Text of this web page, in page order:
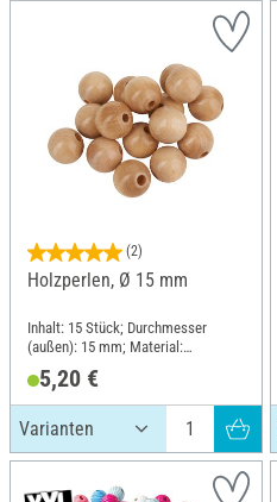
(2)
Holzperlen, Ø 15 mm
Inhalt: 15 Stück; Durchmesser
(außen): 15 mm; Material:
5,20 €